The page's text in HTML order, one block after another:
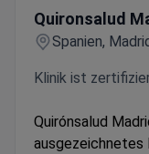
Quironsalud
Spanien,
Klinik ist
Quirónsalud
ausgezeichnetes